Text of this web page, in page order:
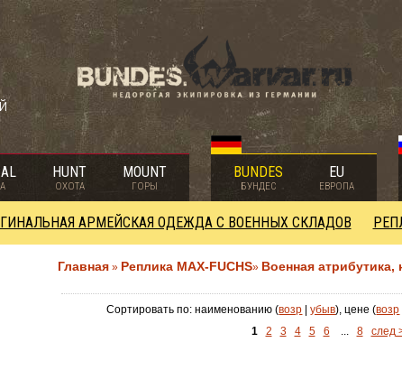
HUNT
ОХОТА
MOUNT
ГОРЫ
BUNDES
БУНДЕС
EU
ЕВРОПА
АРМЕЙСКАЯ ОДЕЖДА С ВОЕННЫХ СКЛАДОВ
Главная » Реплика MAX-FUCHS» Военная
Сортировать по: наименованию (возр |убыв), цене (возр
1
2 3 4 5 6 ... 8 след